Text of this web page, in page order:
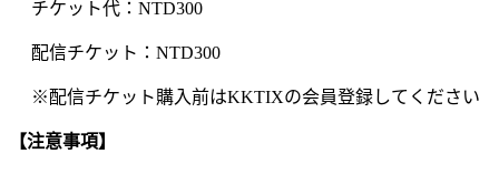
チケット代：NTD300
配信チケット：NTD300
※配信チケット購入前はKKTIXの会員登録してください
【注意事項】